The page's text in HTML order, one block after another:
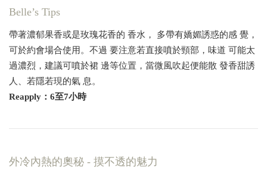
Belle’s Tips
帶著濃郁果香或是玫瑰花香的 香水， 多帶有嬌媚誘惑的感 覺，
可於約會場合使用。不過 要注意若直接噴於頸部，味道 可能太
過濃烈，建議可噴於裙 邊等位置，當微風吹起便能散 發香甜誘
人、若隱若現的氣 息。
Reapply：6至7小時
外冷內熱的奧秘 - 摸不透的魅力